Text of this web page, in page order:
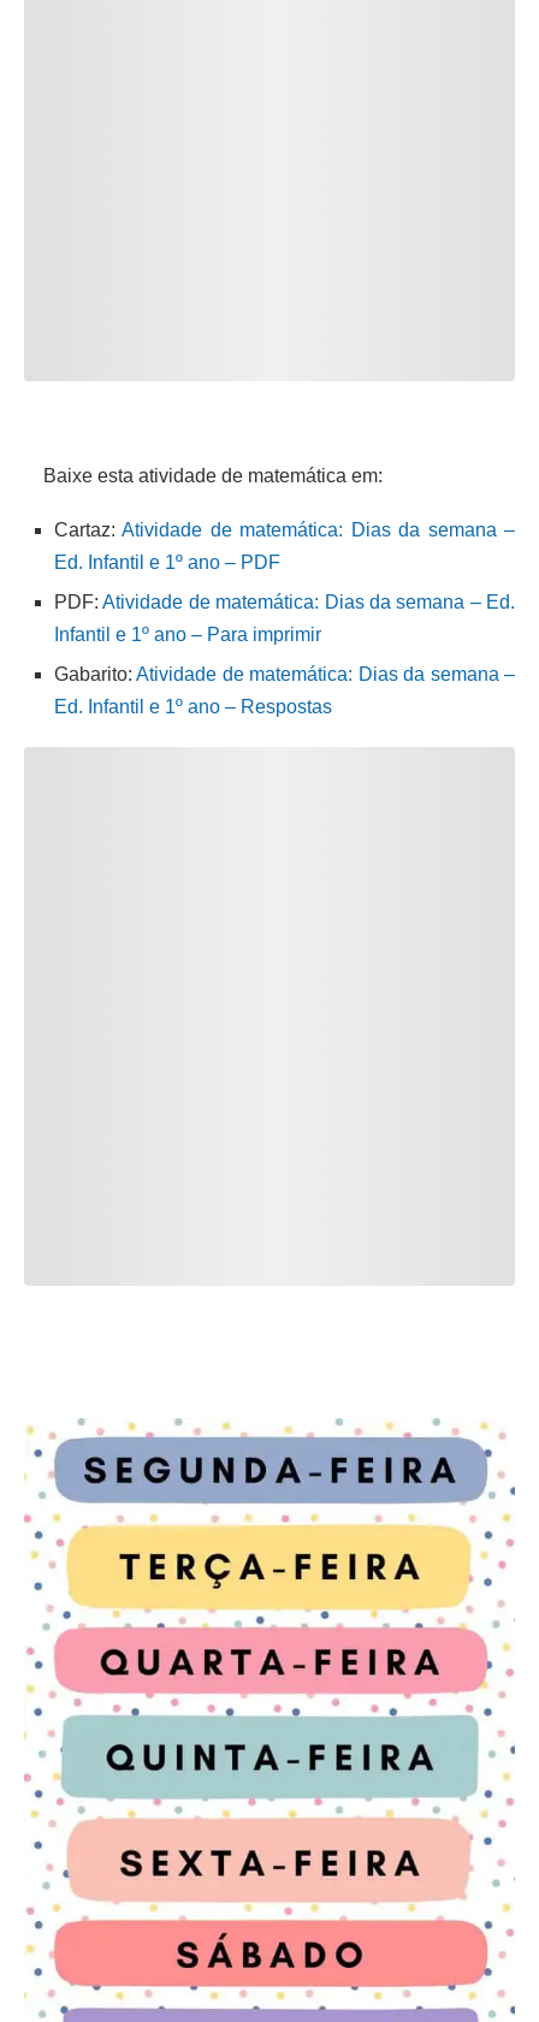
Baixe esta atividade de matemática em:
Cartaz:Atividade de matemática: Dias da semana –
Ed. Infantil e 1º ano – PDF
PDF:Atividade de matemática: Dias da semana – Ed.
Infantil e 1º ano – Para imprimir
Gabarito:Atividade de matemática: Dias da semana –
Ed. Infantil e 1º ano – Respostas